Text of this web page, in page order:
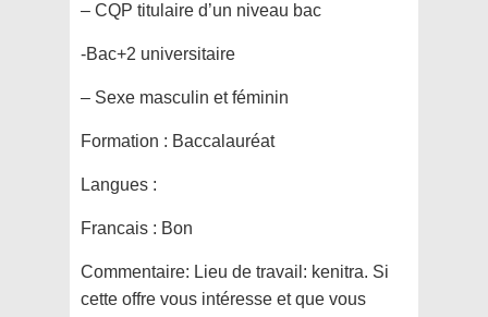
– CQP titulaire d’un niveau bac
-Bac+2 universitaire
– Sexe masculin et féminin
Formation : Baccalauréat
Langues :
Francais : Bon
Commentaire: Lieu de travail: kenitra. Si
cette offre vous intéresse et que vous